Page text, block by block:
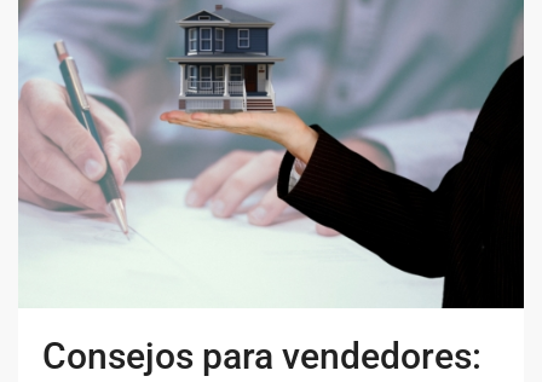
Consejos para vendedores: